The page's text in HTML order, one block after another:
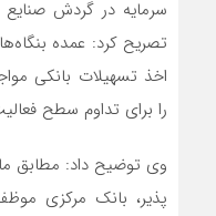
سرمایه در گردش
تصریح کرد: عمده
اخذ تسهیلات بانکی
را برای تداوم سطح
پذیر، بانک مرکزی